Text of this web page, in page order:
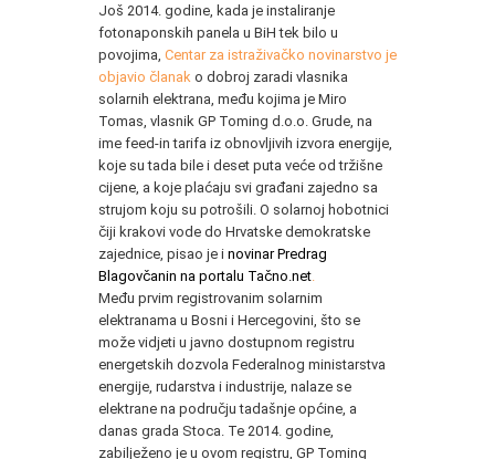
Još 2014. godine, kada je instaliranje
fotonaponskih panela u BiH tek bilo u
povojima, Centar za istraživačko novinarstvo je
objavio članak o dobroj zaradi vlasnika
solarnih elektrana, među kojima je Miro
Tomas, vlasnik GP Toming d.o.o. Grude, na
ime feed-in tarifa iz obnovljivih izvora energije,
koje su tada bile i deset puta veće od tržišne
cijene, a koje plaćaju svi građani zajedno sa
strujom koju su potrošili. O solarnoj hobotnici
čiji krakovi vode do Hrvatske demokratske
zajednice, pisao je i novinar Predrag
Blagovčanin na portalu Tačno.net
Među prvim registrovanim solarnim
elektranama u Bosni i Hercegovini, što se
može vidjeti u javno dostupnom registru
energetskih dozvola Federalnog ministarstva
energije, rudarstva i industrije, nalaze se
elektrane na području tadašnje općine, a
danas grada Stoca. Te 2014. godine,
zabilježeno je u ovom registru, GP Toming